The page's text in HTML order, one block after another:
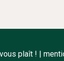
plaît ! |